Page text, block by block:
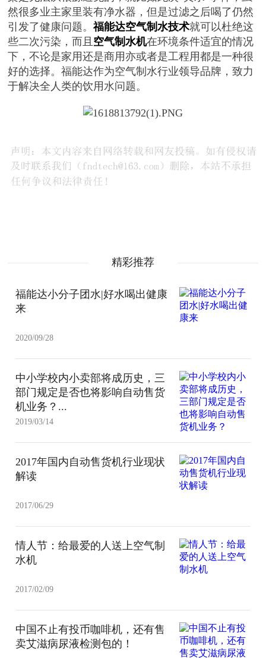
然很多业主家里装有净水器，但是过滤之后喝了仍然
引发了健康问题。福能达空气制水技术就可以杜绝这
些二次污染，而且 空气制水机在环境条件适宜的情况
下，不论是家用还是商用亦或者是工程用都是一种很
好的选择。福能达作为空气制水行业领导品牌，致力
于解决全人类的饮用水问题。
精彩推荐
福能达小分子团水|好水喝出健康
来
2020/09/28
中小学校内小卖部将成历史，三
部门规定是否也将影响自动售货
机业务？...
2019/03/14
2017年国内自动售货机行业现状
解读
2017/06/29
情人节：给最爱的人送上空气制
水机
2017/02/09
中国不止有投币咖啡机，还有售
卖艾滋病尿液检测包的！